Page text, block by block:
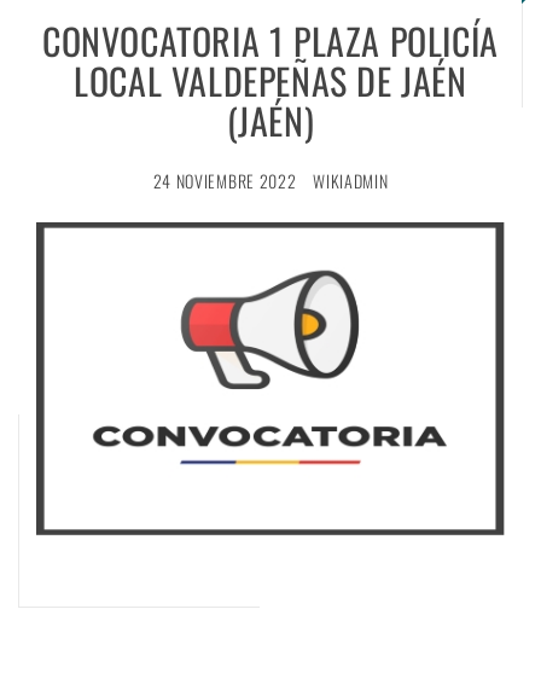
CONVOCATORIA 1 PLAZA POLICÍA
LOCAL VALDEPEÑAS DE JAÉN
(JAÉN)
24 NOVIEMBRE 2022 WIKIADMIN